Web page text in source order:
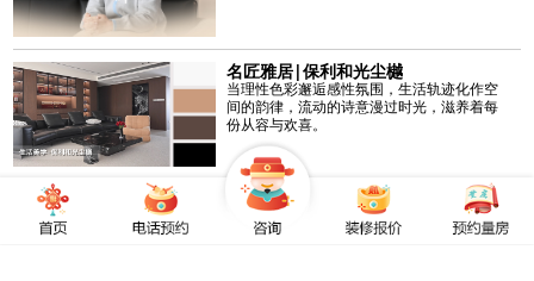
名匠雅居|保利和光尘樾
当理性色彩邂逅感性氛围，生活轨迹化作空
间的韵律，流动的诗意漫过时光，滋养着每
份从容与欢喜。
名匠雅居|恒大御景天下
复古色调携着温柔的时光，自由的心绪落影
成帧，一室明快生机满溢，随浪漫曲调悄然